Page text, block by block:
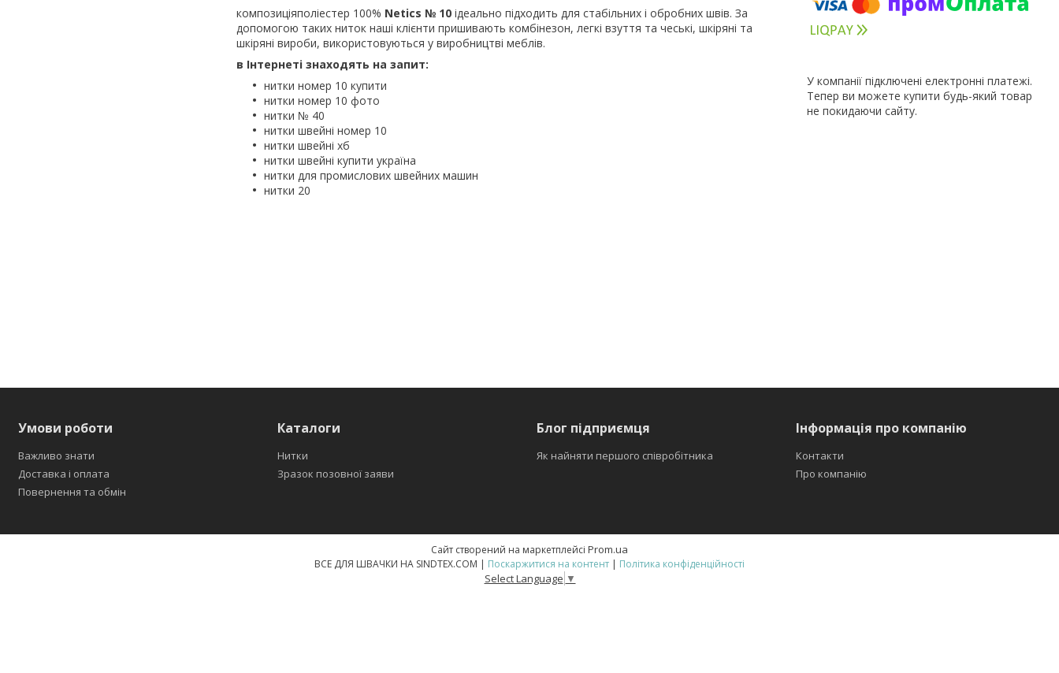
композиціяполіестер 100% Netics № 10 ідеально підходить для стабільних і обробних швів. За
допомогою таких ниток наші клієнти пришивають комбінезон, легкі взуття та чеські, шкіряні та
шкіряні вироби, використовуються у виробництві меблів.
в Інтернеті знаходять на запит:
нитки номер 10 купити
нитки номер 10 фото
нитки № 40
нитки швейні номер 10
нитки швейні хб
нитки швейні купити україна
нитки для промислових швейних машин
нитки 20
У компанії підключені електронні платежі.
Тепер ви можете купити будь-який товар
не покидаючи сайту.
Умови роботи
Важливо знати
Доставка і оплата
Повернення та обмін
Каталоги
Нитки
Зразок позовної заяви
Блог підприємця
Як найняти першого співробітника
Інформація про компанію
Контакти
Про компанію
Сайт створений на маркетплейсі Prom.ua
ВСЕ ДЛЯ ШВАЧКИ НА SINDTEX.COM | Поскаржитися на контент | Політика конфіденційності
Select Language ▼